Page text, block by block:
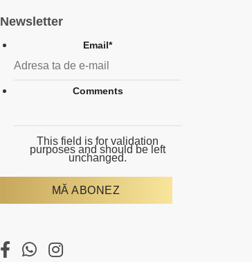
Newsletter
Email*
Comments
This field is for validation
purposes and should be left
unchanged.